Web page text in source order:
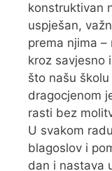
konstruktivan
uspješan,
prema njima –
kroz savjesno
što našu
dragocjenom
rasti bez
U svakom
blagoslov i
dan i nastava